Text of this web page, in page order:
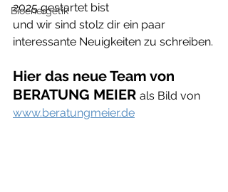
Bioenergetik
2025 gestartet bist
und wir sind stolz dir ein paar
interessante Neuigkeiten zu schreiben.
Hier das neue Team von
BERATUNG MEIER als Bild von
www.beratungmeier.de